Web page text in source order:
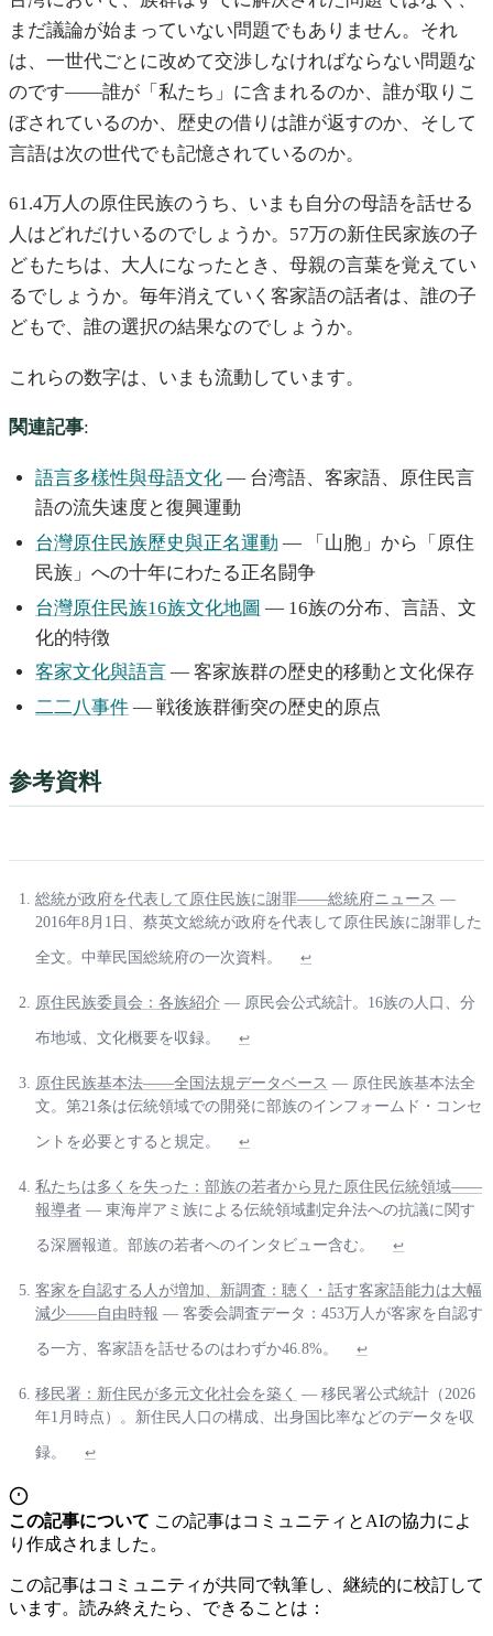
まだ議論が始まっていない問題でもありません。それ
は、一世代ごとに改めて交渉しなければならない問題な
のです——誰が「私たち」に含まれるのか、誰が取りこ
ぼされているのか、歴史の借りは誰が返すのか、そして
言語は次の世代でも記憶されているのか。
61.4万人の原住民族のうち、いまも自分の母語を話せる
人はどれだけいるのでしょうか。57万の新住民家族の子
どもたちは、大人になったとき、母親の言葉を覚えてい
るでしょうか。毎年消えていく客家語の話者は、誰の子
どもで、誰の選択の結果なのでしょうか。
これらの数字は、いまも流動しています。
関連記事:
語言多樣性與母語文化 — 台湾語、客家語、原住民言
語の流失速度と復興運動
台灣原住民族歷史與正名運動 — 「山胞」から「原住
民族」への十年にわたる正名闘争
台灣原住民族16族文化地圖 — 16族の分布、言語、文
化的特徴
客家文化與語言 — 客家族群の歴史的移動と文化保存
二二八事件 — 戦後族群衝突の歴史的原点
参考資料
総統が政府を代表して原住民族に謝罪——総統府ニュース —
2016年8月1日、蔡英文総統が政府を代表して原住民族に謝罪した
全文。中華民国総統府の一次資料。 ↩
原住民族委員会：各族紹介 — 原民会公式統計。16族の人口、分
布地域、文化概要を収録。 ↩
原住民族基本法——全国法規データベース — 原住民族基本法全
文。第21条は伝統領域での開発に部族のインフォームド・コンセ
ントを必要とすると規定。 ↩
私たちは多くを失った：部族の若者から見た原住民伝統領域——
報導者 — 東海岸アミ族による伝統領域劃定弁法への抗議に関す
る深層報道。部族の若者へのインタビュー含む。 ↩
客家を自認する人が増加、新調査：聴く・話す客家語能力は大幅
減少——自由時報 — 客委会調査データ：453万人が客家を自認す
る一方、客家語を話せるのはわずか46.8%。 ↩
移民署：新住民が多元文化社会を築く — 移民署公式統計（2026
年1月時点）。新住民人口の構成、出身国比率などのデータを収
録。 ↩
この記事について この記事はコミュニティとAIの協力によ
り作成されました。
この記事はコミュニティが共同で執筆し、継続的に校訂して
います。読み終えたら、できることは：